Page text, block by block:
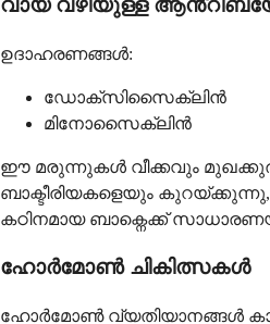
വായ വഴിയുള്ള
ഉദാഹരണങ്ങൾ:
ഡോക്സിസൈക്ലിൻ
മിനോസൈക്ലിൻ
ഈ മരുന്നുകൾ വീക്കവും
ബാക്ടീരിയകളെയും
കഠിനമായ ബാക്നെക്ക്
ഹോർമോൺ ചികിത്സകൾ
ഹോർമോൺ വ്യതിയാനങ്ങൾ